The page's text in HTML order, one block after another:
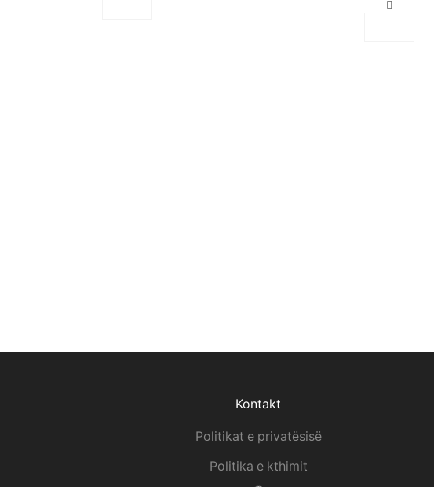
Kontakt
Politikat e privatësisë
Politika e kthimit